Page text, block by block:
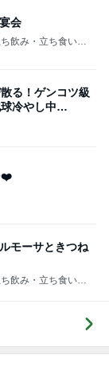
会
飲み・立ち食いそ
る！ゲンコツ級
冷やし中
❤️
モーサときつね
飲み・立ち食いそ